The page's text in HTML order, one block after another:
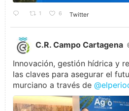
1 6 Twitter
C.R. Campo Cartagena
Innovación, gestión hídrica y
las claves para asegurar el
murciano a través de